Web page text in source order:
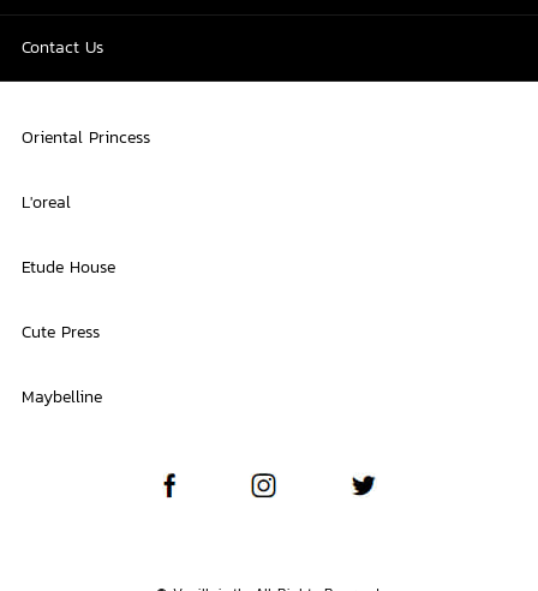
Contact Us
Oriental Princess
L'oreal
Etude House
Cute Press
Maybelline